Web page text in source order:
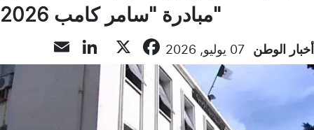
مبادرة "سامر كامب 2026"
أخبار الوطن 07 يوليو, 2026 Facebook